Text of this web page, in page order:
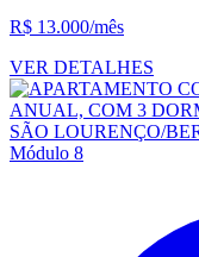
R$ 13.000/mês
VER DETALHES
Módulo 8